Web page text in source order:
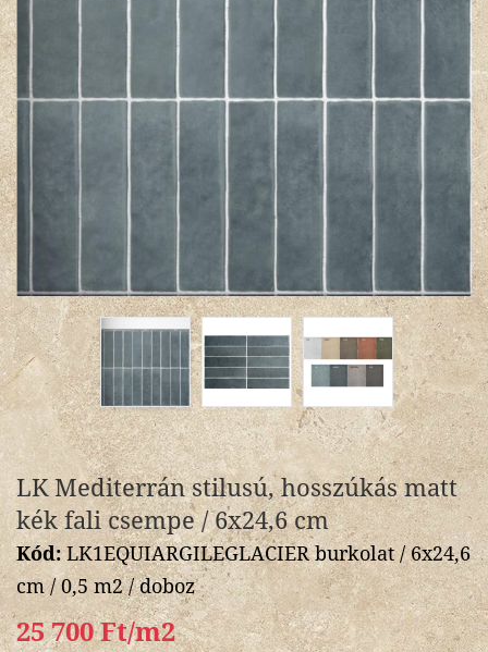
LK Mediterrán stilusú, hosszúkás matt
kék fali csempe / 6x24,6 cm
Kód:LK1EQUIARGILEGLACIER burkolat / 6x24,6
cm / 0,5 m2 / doboz
25 700 Ft/m2